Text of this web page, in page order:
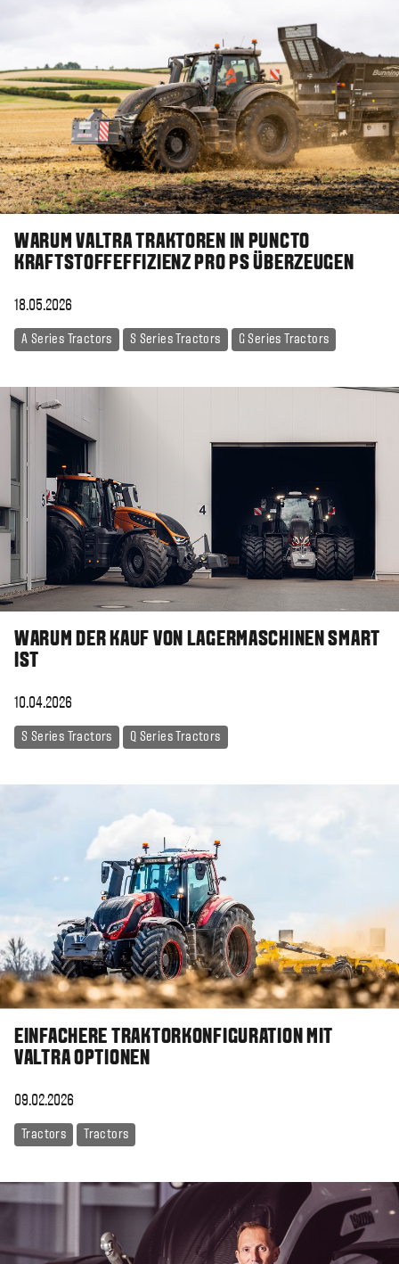
WARUM VALTRA TRAKTOREN IN PUNCTO
KRAFTSTOFFEFFIZIENZ PRO PS ÜBERZEUGEN
18.05.2026
A Series Tractors S Series Tractors G Series Tractors
WARUM DER KAUF VON LAGERMASCHINEN SMART
IST
10.04.2026
S Series Tractors Q Series Tractors
EINFACHERE TRAKTORKONFIGURATION MIT
VALTRA OPTIONEN
09.02.2026
Tractors Tractors